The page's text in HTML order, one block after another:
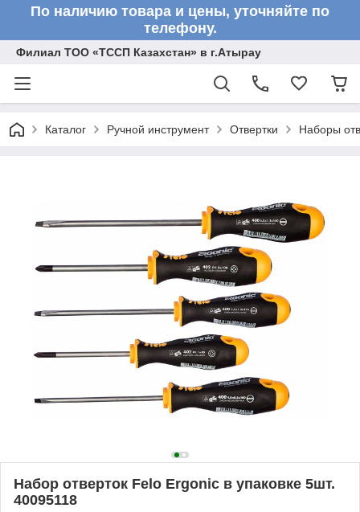
По наличию товара и цены, уточняйте по
телефону.
Филиал ТОО «ТССП Казахстан» в г.Атырау
Каталог Ручной инструмент Отвертки Наборы
Набор отверток Felo Ergonic в упаковке 5шт.
40095118